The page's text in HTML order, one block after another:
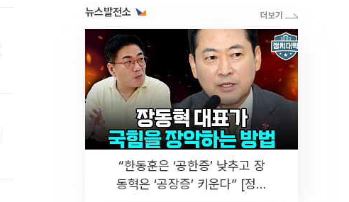
뉴스발전소
“한동훈은 ‘공한증’ 낮추고 장
동혁은 ‘공장증’ 키운다” [정치